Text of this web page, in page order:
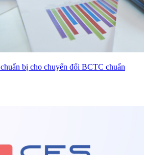
bị cho chuyển đổi BCTC chuẩn